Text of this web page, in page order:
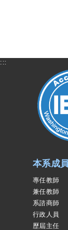
:::
本系成員
專任教師
兼任教師
系諮商師
行政人員
歷屆主任